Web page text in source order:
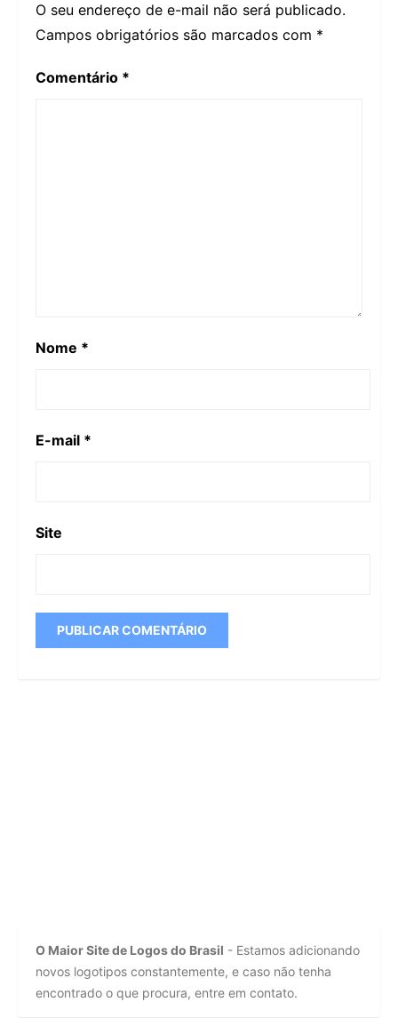
O seu endereço de e-mail não será publicado.
Campos obrigatórios são marcados com *
Comentário *
Nome *
E-mail *
Site
O Maior Site de Logos do Brasil - Estamos adicionando
novos logotipos constantemente, e caso não tenha
encontrado o que procura, entre em contato.